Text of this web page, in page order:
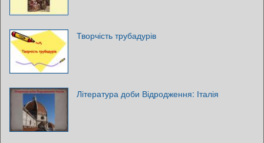
Творчість трубадурів
Література доби Відродження: Італія